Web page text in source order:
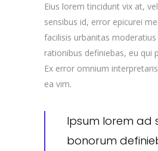
Eius lorem tincidunt vix at,
sensibus id, error epicurei
facilisis urbanitas moderatius
rationibus definiebas, eu qui
Ex error omnium
ea vim.
Ipsum lorem ad
bonorum